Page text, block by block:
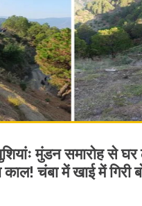
मुंडन समारोह से घर
काल! चंबा में खाई में गिरी